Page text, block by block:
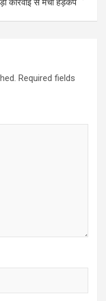
कार्रवाई से मचा हड़कंप
Required fields